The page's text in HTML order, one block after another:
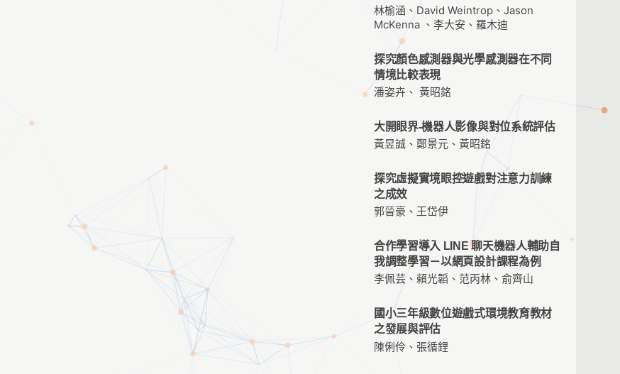
林榆涵、David Weintrop、Jason
McKenna 、李大安、羅木迪
探究顏色感測器與光學感測器在不同
情境比較表現
潘姿卉、 黃昭銘
大開眼界-機器人影像與對位系統評估
黃昱誠、鄭景元、黃昭銘
探究虛擬實境眼控遊戲對注意力訓練
之成效
郭晉豪、王岱伊
合作學習導入 LINE 聊天機器人輔助自
我調整學習－以網頁設計課程為例
李佩芸、賴光韜、范丙林、俞齊山
國小三年級數位遊戲式環境教育教材
之發展與評估
陳俐伶、張循鋰